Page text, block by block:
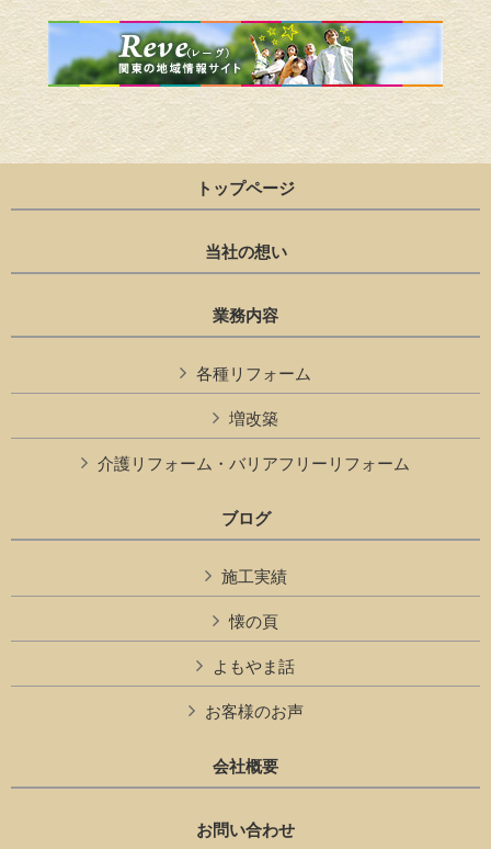
トップページ
当社の想い
業務内容
各種リフォーム
増改築
介護リフォーム・バリアフリーリフォーム
ブログ
施工実績
懐の頁
よもやま話
お客様のお声
会社概要
お問い合わせ